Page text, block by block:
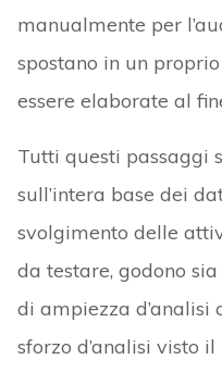
manualmente per
spostano in un
essere elaborate al
Tutti questi passaggi
sull’intera base dei
svolgimento delle
da testare, godono
di ampiezza d’analisi
sforzo d’analisi visto